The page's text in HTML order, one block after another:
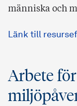
människa och
Länk till
Arbete